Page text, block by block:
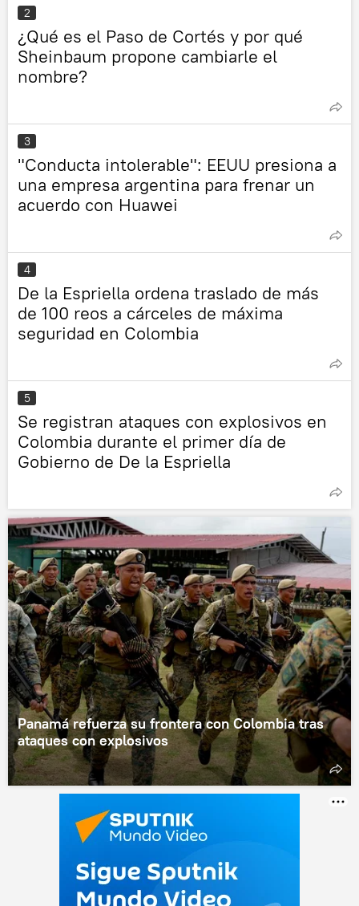
2
¿Qué es el Paso de Cortés y por qué
Sheinbaum propone cambiarle el
nombre?
3
"Conducta intolerable": EEUU presiona a
una empresa argentina para frenar un
acuerdo con Huawei
4
De la Espriella ordena traslado de más
de 100 reos a cárceles de máxima
seguridad en Colombia
5
Se registran ataques con explosivos en
Colombia durante el primer día de
Gobierno de De la Espriella
Panamá refuerza su frontera con Colombia tras
ataques con explosivos